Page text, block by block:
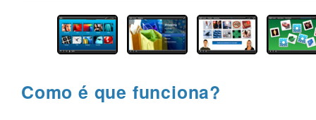
Como é que funciona?